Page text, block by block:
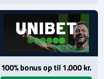
hjælpelinje påStopSpillet.dk
Læs vilkår og betingelserher
100% bonus op til 1.000 kr.